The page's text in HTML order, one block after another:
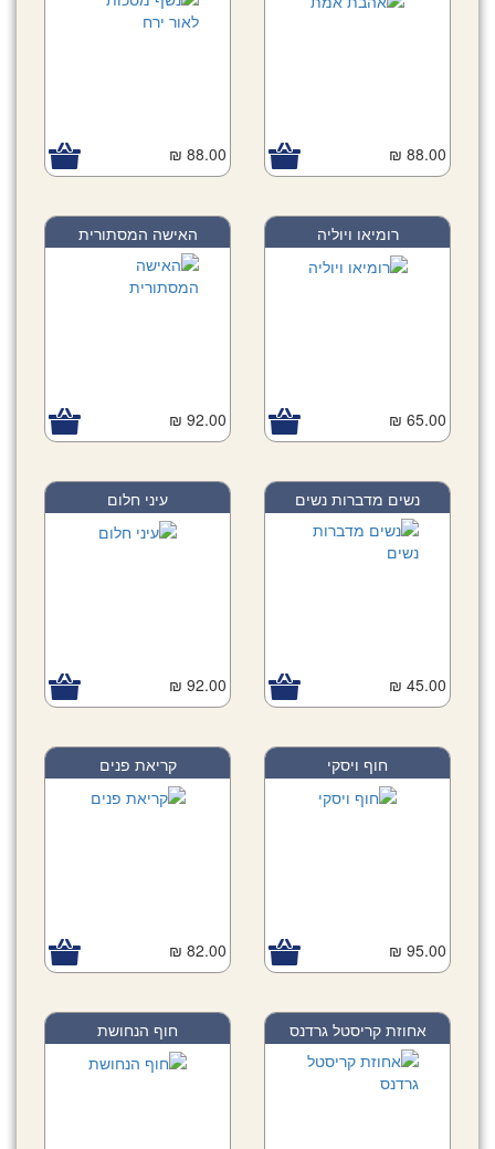
88.00 ₪
88.00 ₪
רומיאו ויוליה
65.00 ₪
האישה המסתורית
92.00 ₪
נשים מדברות נשים
45.00 ₪
עיני חלום
92.00 ₪
חוף ויסקי
95.00 ₪
קריאת פנים
82.00 ₪
אחוזת קריסטל גרדנס חוף הנחושת